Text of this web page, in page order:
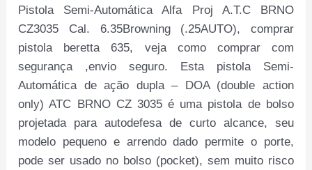
Pistola Semi-Automática Alfa Proj A.T.C BRNO
CZ3035 Cal. 6.35Browning (.25AUTO), comprar
pistola beretta 635, veja como comprar com
segurança ,envio seguro. Esta pistola Semi-
Automática de ação dupla – DOA (double action
only) ATC BRNO CZ 3035 é uma pistola de bolso
projetada para autodefesa de curto alcance, seu
modelo pequeno e arrendo dado permite o porte,
pode ser usado no bolso (pocket), sem muito risco